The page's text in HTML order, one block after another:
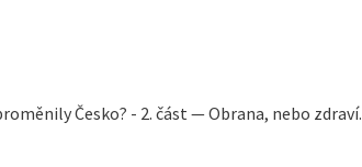
Česko? - 2. část — Obrana, nebo zdraví.